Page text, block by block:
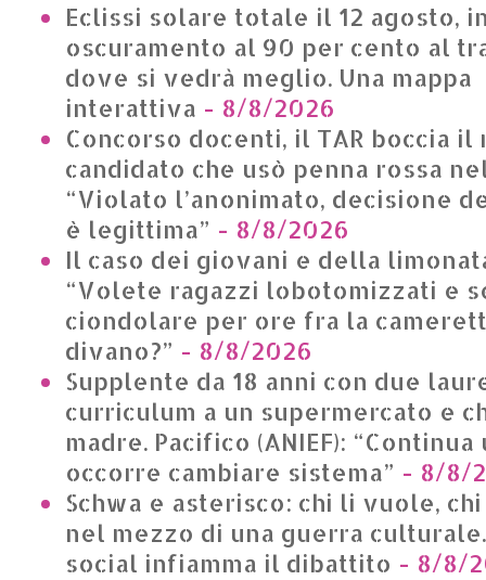
Eclissi solare totale il 12 agosto,
oscuramento al 90 per cento al
dove si vedrà meglio. Una mappa
interattiva - 8/8/2026
Concorso docenti, il TAR boccia
candidato che usò penna rossa
“Violato l’anonimato, decisione
è legittima” - 8/8/2026
Il caso dei giovani e della
“Volete ragazzi lobotomizzati e
ciondolare per ore fra la
divano?” - 8/8/2026
Supplente da 18 anni con due
curriculum a un supermercato e
madre. Pacifico (ANIEF):
occorre cambiare sistema” - 8/8/
Schwa e asterisco: chi li vuole,
nel mezzo di una guerra
social infiamma il dibattito - 8/8/